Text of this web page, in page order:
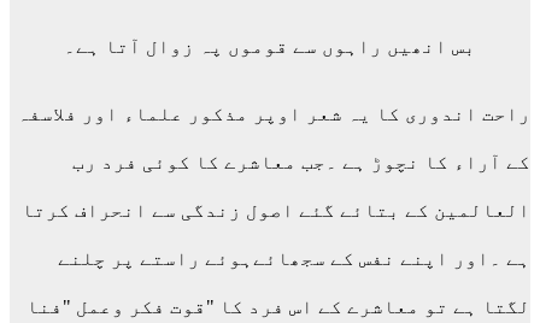
بس انھیں راہوں سے قوموں پہ زوال آتا ہے۔
راحت اندوری کا یہ شعر اوپر مذکور علماء اور فلاسفہ
کے آراء کا نچوڑ ہے ۔جب معاشرے کا کوئی فرد رب
العالمین کے بتائے گئے اصول زندگی سے انحراف کرتا
ہے ۔اور اپنے نفس کے سجھائےہوئے راستے پر چلنے
لگتا ہے تو معاشرے کے اس فرد کا "قوت فکر وعمل "فنا